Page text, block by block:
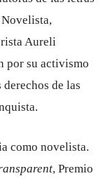
Aureli
por su activismo
de las
como novelista.
, Premio